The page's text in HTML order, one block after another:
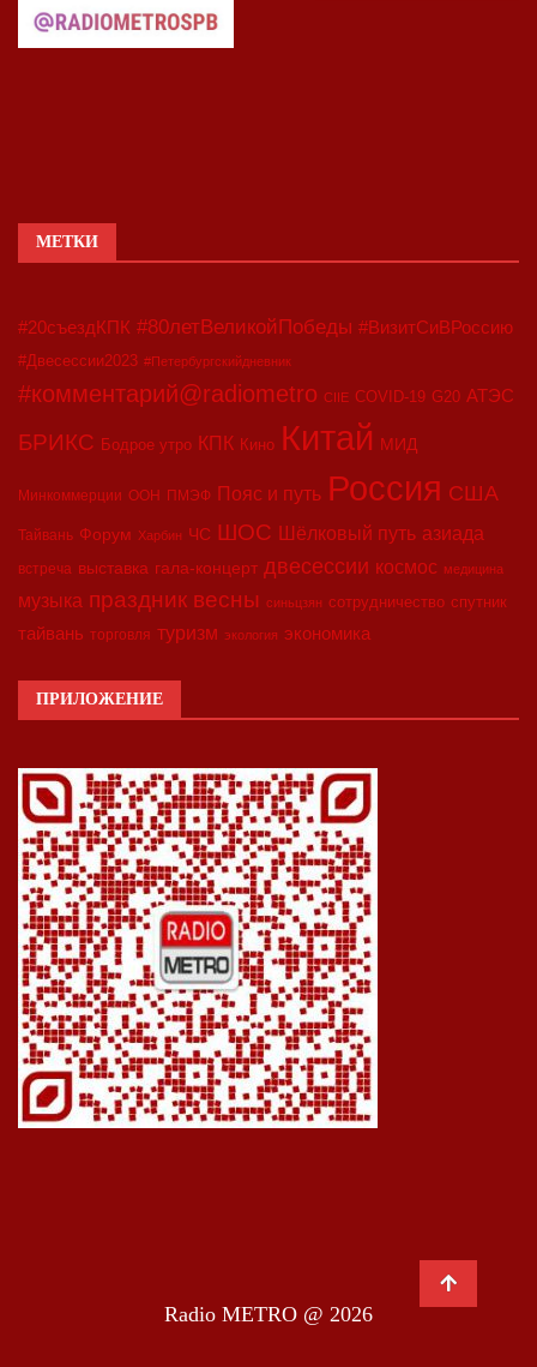
МЕТКИ
#20съездКПК #80летВеликойПобеды #ВизитСиВРоссию
#Двесессии2023 #Петербургскийдневник
#комментарий@radiometro CIIE COVID-19 G20 АТЭС
БРИКС Бодрое утро КПК Кино Китай МИД
Минкоммерции ООН ПМЭФ Пояс и путь Россия США
Тайвань Форум Харбин ЧС ШОС Шёлковый путь азиада
встреча выставка гала-концерт двесессии космос медицина
музыка праздник весны синьцзян сотрудничество спутник
тайвань торговля туризм экология экономика
ПРИЛОЖЕНИЕ
Radio METRO @ 2026